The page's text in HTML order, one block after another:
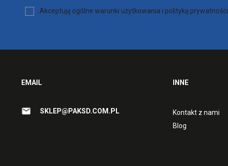
Akceptuję ogólne warunki użytkowania i politykę prywatności
EMAIL
SKLEP@PAKSD.COM.PL
INNE
Kontakt z nami
Blog